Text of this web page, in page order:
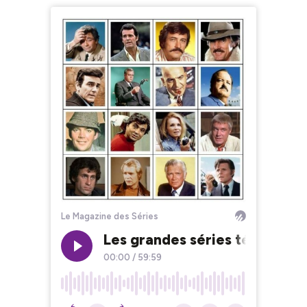
Le Magazine des Séries
Les grandes séries
00:00 / 59:59